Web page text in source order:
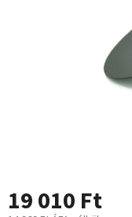
19 010 Ft